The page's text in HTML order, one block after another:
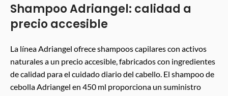
Shampoo Adriangel: calidad a
precio accesible
La línea Adriangel ofrece shampoos capilares con activos
naturales a un precio accesible, fabricados con ingredientes
de calidad para el cuidado diario del cabello. El shampoo de
cebolla Adriangel en 450 ml proporciona un suministro